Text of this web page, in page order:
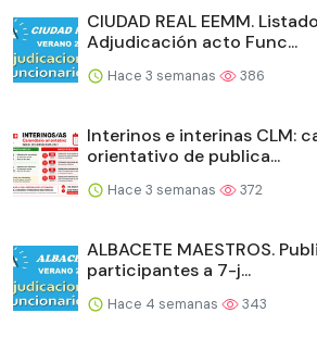
CIUDAD REAL EEMM.
Adjudicación acto Func...
Hace 3 semanas 386
Interinos e interinas CLM:
orientativo de publica...
Hace 3 semanas 372
ALBACETE MAESTROS.
participantes a 7-j...
Hace 4 semanas 343